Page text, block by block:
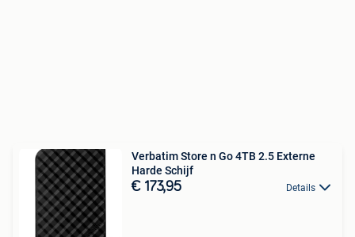
Verbatim Store n Go 4TB 2.5 Externe
Harde Schijf
€ 173,95 Details